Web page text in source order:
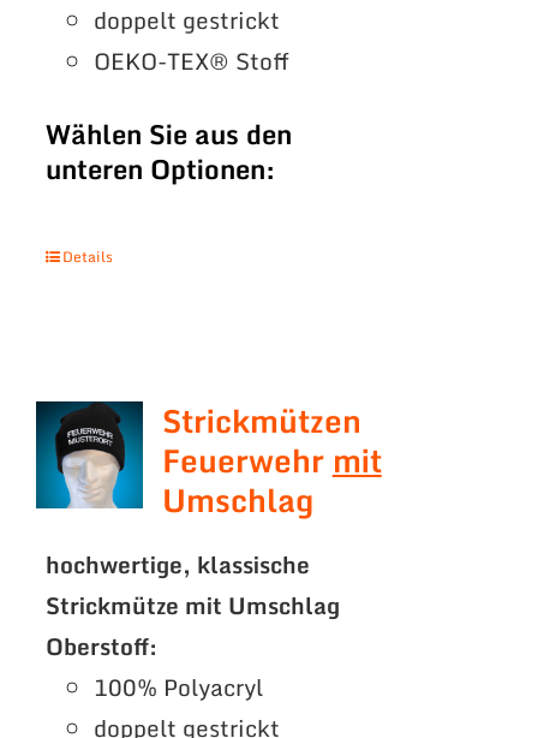
doppelt gestrickt
OEKO-TEX® Stoff
Wählen Sie aus den
unteren Optionen:
Details
Strickmützen
Feuerwehr mit
Umschlag
hochwertige, klassische
Strickmütze mit Umschlag
Oberstoff:
100% Polyacryl
doppelt gestrickt